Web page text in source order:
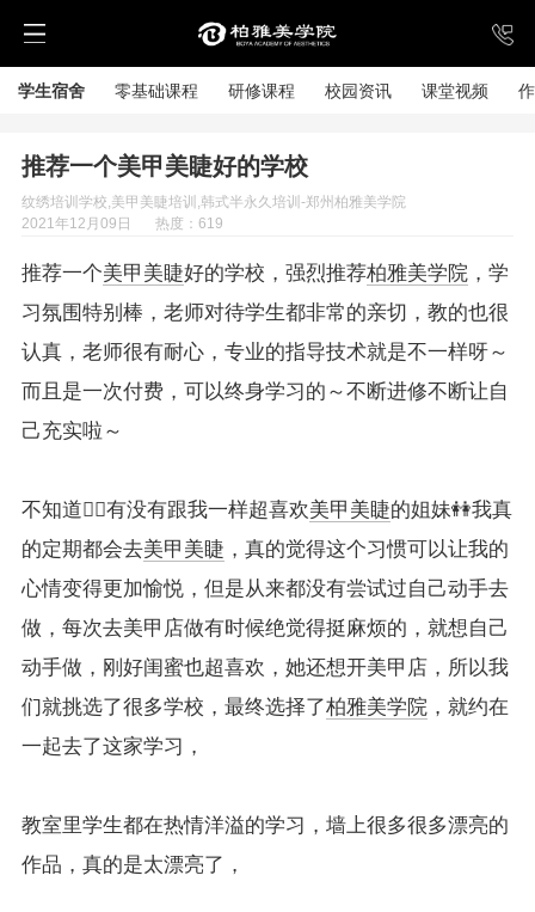
学生宿舍 零基础课程 研修课程 校园资讯 课堂视频
推荐一个美甲美睫好的学校
纹绣培训学校,美甲美睫培训,韩式半永久培训-郑州柏雅美学院
2021年12月09日
热度：619
推荐一个美甲美睫好的学校，强烈推荐柏雅美学院，学
习氛围特别棒，老师对待学生都非常的亲切，教的也很
认真，老师很有耐心，专业的指导技术就是不一样呀～
而且是一次付费，可以终身学习的～不断进修不断让自
己充实啦～
不知道🤷‍♀️有没有跟我一样超喜欢美甲美睫的姐妹👭我真
的定期都会去美甲美睫 ，真的觉得这个习惯可以让我的
心情变得更加愉悦，但是从来都没有尝试过自己动手去
做，每次去美甲店做有时候绝觉得挺麻烦的，就想自己
动手做，刚好闺蜜也超喜欢，她还想开美甲店，所以我
们就挑选了很多学校，最终选择了柏雅美学院，就约在
一起去了这家学习，
教室里学生都在热情洋溢的学习，墙上很多很多漂亮的
作品，真的是太漂亮了，